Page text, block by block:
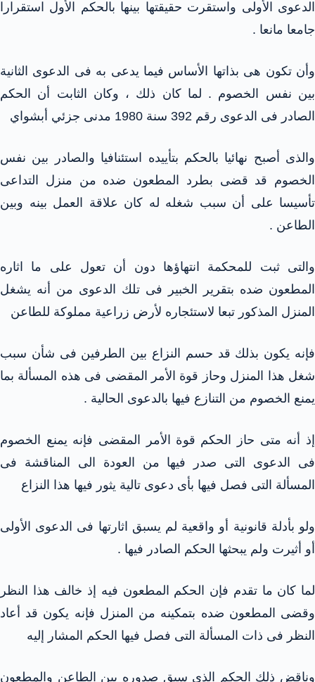
الدعوى الأولى واستقرت حقيقتها بينها بالحكم الأول استقرارا
جامعا مانعا .
وأن تكون هى بذاتها الأساس فيما يدعى به فى الدعوى الثانية
بين نفس الخصوم . لما كان ذلك ، وكان الثابت أن الحكم
الصادر فى الدعوى رقم 392 سنة 1980 مدنى جزئي أبشواي
والذى أصبح نهائيا بالحكم بتأييده استئنافيا والصادر بين نفس
الخصوم قد قضى بطرد المطعون ضده من منزل التداعى
تأسيسا على أن سبب شغله له كان علاقة العمل بينه وبين
الطاعن .
والتى ثبت للمحكمة انتهاؤها دون أن تعول على ما اثاره
المطعون ضده بتقرير الخبير فى تلك الدعوى من أنه يشغل
المنزل المذكور تبعا لاستئجاره لأرض زراعية مملوكة للطاعن
فإنه يكون بذلك قد حسم النزاع بين الطرفين فى شأن سبب
شغل هذا المنزل وحاز قوة الأمر المقضى فى هذه المسألة بما
يمنع الخصوم من التنازع فيها بالدعوى الحالية .
إذ أنه متى حاز الحكم قوة الأمر المقضى فإنه يمنع الخصوم
فى الدعوى التى صدر فيها من العودة الى المناقشة فى
المسألة التى فصل فيها بأى دعوى تالية يثور فيها هذا النزاع
ولو بأدلة قانونية أو واقعية لم يسبق اثارتها فى الدعوى الأولى
أو أثيرت ولم يبحثها الحكم الصادر فيها .
لما كان ما تقدم فإن الحكم المطعون فيه إذ خالف هذا النظر
وقضى المطعون ضده بتمكينه من المنزل فإنه يكون قد أعاد
النظر فى ذات المسألة التى فصل فيها الحكم المشار إليه
وناقض ذلك الحكم الذى سبق صدوره بين الطاعن والمطعون